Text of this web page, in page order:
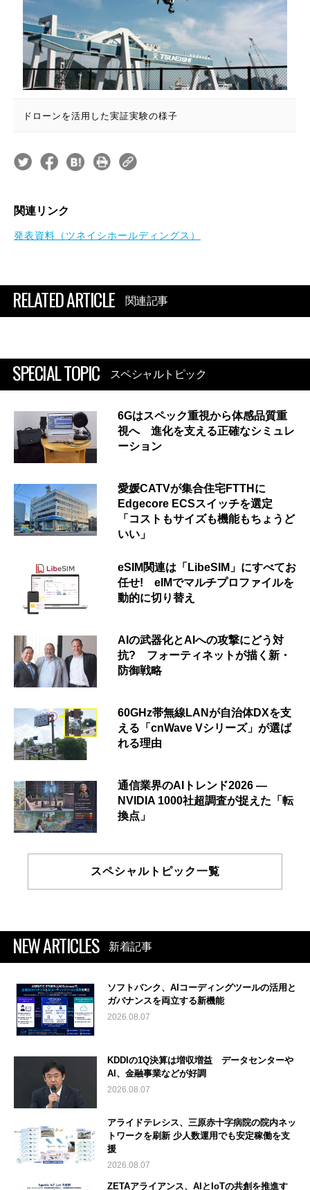
ドローンを活用した実証実験の様子
関連リンク
発表資料（ツネイシホールディングス）
RELATED ARTICLE 関連記事
SPECIAL TOPIC スペシャルトピック
6Gはスペック重視から体感品質重
視へ 進化を支える正確なシミュレ
ーション
愛媛CATVが集合住宅FTTHに
Edgecore ECSスイッチを選定
「コストもサイズも機能もちょうど
いい」
eSIM関連は「LibeSIM」にすべてお
任せ! eIMでマルチプロファイルを
動的に切り替え
AIの武器化とAIへの攻撃にどう対
抗? フォーティネットが描く新・
防御戦略
60GHz帯無線LANが自治体DXを支
える「cnWave Vシリーズ」が選ば
れる理由
通信業界のAIトレンド2026 ―
NVIDIA 1000社超調査が捉えた「転
換点」
スペシャルトピック一覧
NEW ARTICLES 新着記事
ソフトバンク、AIコーディングツールの活用と
ガバナンスを両立する新機能
2026.08.07
KDDIの1Q決算は増収増益 データセンターや
AI、金融事業などが好調
2026.08.07
アライドテレシス、三原赤十字病院の院内ネッ
トワークを刷新 少人数運用でも安定稼働を支
援
2026.08.07
ZETAアライアンス、AIとIoTの共創を推進す